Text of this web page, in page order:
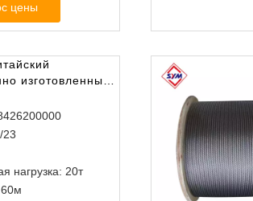
цены
изготовленные
башня
23
нагрузка: 20т